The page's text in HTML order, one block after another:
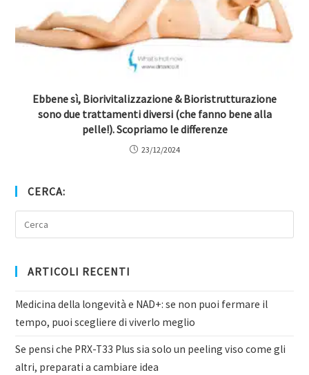
Ebbene sì, Biorivitalizzazione & Bioristrutturazione
sono due trattamenti diversi (che fanno bene alla
pelle!). Scopriamo le differenze
23/12/2024
CERCA:
ARTICOLI RECENTI
Medicina della longevità e NAD+: se non puoi fermare il
tempo, puoi scegliere di viverlo meglio
Se pensi che PRX-T33 Plus sia solo un peeling viso come gli
altri, preparati a cambiare idea